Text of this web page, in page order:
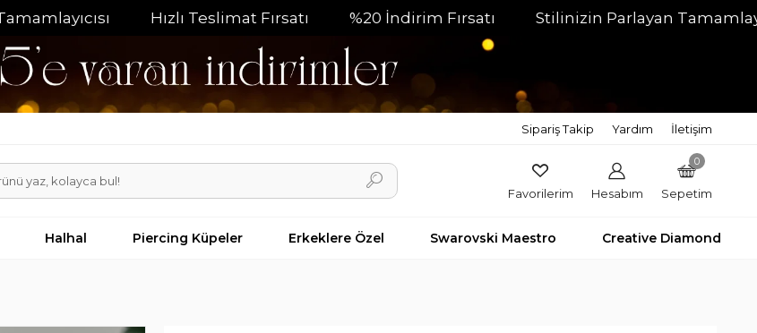
Hızlı Teslimat Fırsatı %20 İndirim Fırsatı Stilinizin Parlayan Tamamlayıcısı
Sipariş Takip Yardım İletişim
Favorilerim Hesabım
0
Sepetim
Halhal Piercing Küpeler Erkeklere Özel Swarovski Maestro Creative Diamond